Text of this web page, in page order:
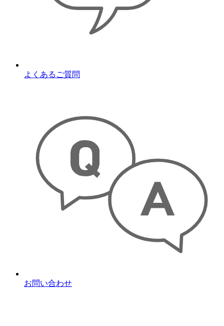
よくあるご質問
お問い合わせ